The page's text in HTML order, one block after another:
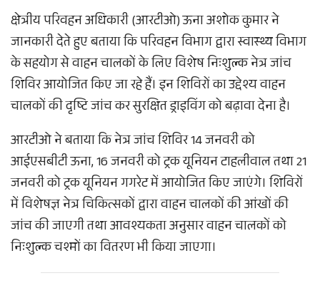
क्षेत्रीय परिवहन अधिकारी (आरटीओ) ऊना अशोक कुमार ने
जानकारी देते हुए बताया कि परिवहन विभाग द्वारा स्वास्थ्य विभाग
के सहयोग से वाहन चालकों के लिए विशेष निःशुल्क नेत्र जांच
शिविर आयोजित किए जा रहे हैं। इन शिविरों का उद्देश्य वाहन
चालकों की दृष्टि जांच कर सुरक्षित ड्राइविंग को बढ़ावा देना है।
आरटीओ ने बताया कि नेत्र जांच शिविर 14 जनवरी को
आईएसबीटी ऊना, 16 जनवरी को ट्रक यूनियन टाहलीवाल तथा 21
जनवरी को ट्रक यूनियन गगरेट में आयोजित किए जाएंगे। शिविरों
में विशेषज्ञ नेत्र चिकित्सकों द्वारा वाहन चालकों की आंखों की
जांच की जाएगी तथा आवश्यकता अनुसार वाहन चालकों को
निःशुल्क चश्मों का वितरण भी किया जाएगा।